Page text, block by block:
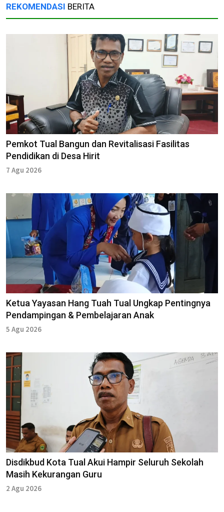
REKOMENDASI BERITA
Pemkot Tual Bangun dan Revitalisasi Fasilitas
Pendidikan di Desa Hirit
7 Agu 2026
Ketua Yayasan Hang Tuah Tual Ungkap Pentingnya
Pendampingan & Pembelajaran Anak
5 Agu 2026
Disdikbud Kota Tual Akui Hampir Seluruh Sekolah
Masih Kekurangan Guru
2 Agu 2026